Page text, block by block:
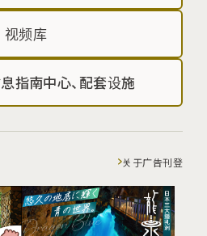
视频库
指南中心、配套设施
关于广告刊登